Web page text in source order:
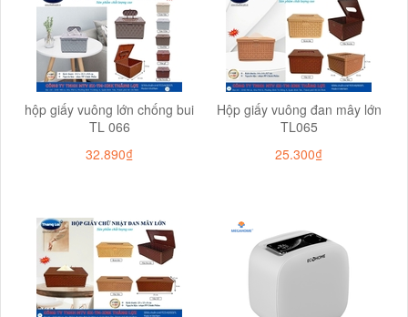
hộp giấy vuông lớn chống bui
TL 066
32.890₫
Hộp giấy vuông đan mây lớn
TL065
25.300₫